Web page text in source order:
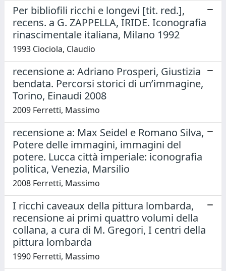
Per bibliofili ricchi e longevi [tit. red.],
recens. a G. ZAPPELLA, IRIDE. Iconografia
rinascimentale italiana, Milano 1992
1993 Ciociola, Claudio
recensione a: Adriano Prosperi, Giustizia
bendata. Percorsi storici di un’immagine,
Torino, Einaudi 2008
2009 Ferretti, Massimo
recensione a: Max Seidel e Romano Silva,
Potere delle immagini, immagini del
potere. Lucca città imperiale: iconografia
politica, Venezia, Marsilio
2008 Ferretti, Massimo
I ricchi caveaux della pittura lombarda,
recensione ai primi quattro volumi della
collana, a cura di M. Gregori, I centri della
pittura lombarda
1990 Ferretti, Massimo